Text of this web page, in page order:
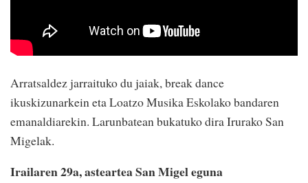
Arratsaldez jarraituko du jaiak, break dance
ikuskizunarkein eta Loatzo Musika Eskolako bandaren
emanaldiarekin. Larunbatean bukatuko dira Irurako San
Migelak.
Irailaren 29a, asteartea San Migel eguna